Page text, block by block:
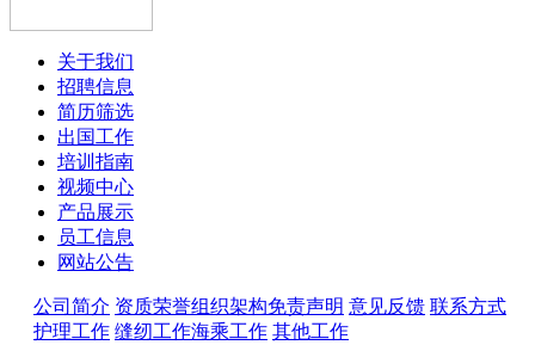
关于我们
招聘信息
简历筛选
出国工作
培训指南
视频中心
产品展示
员工信息
网站公告
公司简介 资质荣誉组织架构免责声明 意见反馈 联系方式
护理工作 缝纫工作海乘工作 其他工作